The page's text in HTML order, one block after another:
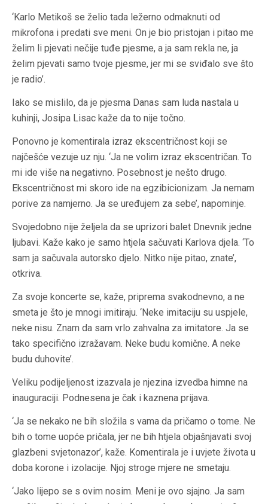
‘Karlo Metikoš se želio tada ležerno odmaknuti od
mikrofona i predati sve meni. On je bio pristojan i pitao me
želim li pjevati nečije tuđe pjesme, a ja sam rekla ne, ja
želim pjevati samo tvoje pjesme, jer mi se sviđalo sve što
je radio’.
Iako se mislilo, da je pjesma Danas sam luda nastala u
kuhinji, Josipa Lisac kaže da to nije točno.
Ponovno je komentirala izraz ekscentričnost koji se
najčešće vezuje uz nju. ‘Ja ne volim izraz ekscentričan. To
mi ide više na negativno. Posebnost je nešto drugo.
Ekscentričnost mi skoro ide na egzibicionizam. Ja nemam
porive za namjerno. Ja se uređujem za sebe’, napominje.
Svojedobno nije željela da se uprizori balet Dnevnik jedne
ljubavi. Kaže kako je samo htjela sačuvati Karlova djela. ‘To
sam ja sačuvala autorsko djelo. Nitko nije pitao, znate’,
otkriva.
Za svoje koncerte se, kaže, priprema svakodnevno, a ne
smeta je što je mnogi imitiraju. ‘Neke imitaciju su uspjele,
neke nisu. Znam da sam vrlo zahvalna za imitatore. Ja se
tako specifično izražavam. Neke budu komične. A neke
budu duhovite’.
Veliku podijeljenost izazvala je njezina izvedba himne na
inauguraciji. Podnesena je čak i kaznena prijava.
‘Ja se nekako ne bih složila s vama da pričamo o tome. Ne
bih o tome uopće pričala, jer ne bih htjela objašnjavati svoj
glazbeni svjetonazor’, kaže. Komentirala je i uvjete života u
doba korone i izolacije. Njoj stroge mjere ne smetaju.
‘Jako lijepo se s ovim nosim. Meni je ovo sjajno. Ja sam